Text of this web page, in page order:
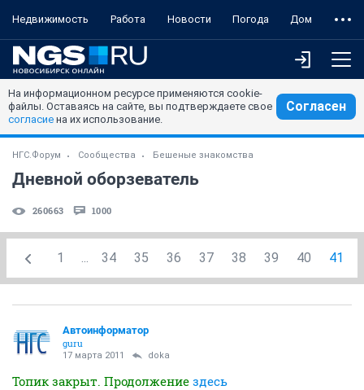
Недвижимость Работа Новости Погода Дом
На информационном ресурсе применяются cookie-
файлы. Оставаясь на сайте, вы подтверждаете свое
согласие на их использование.
Согласен
НГС.Форум Сообщества Бешеные знакомства
Дневной оборзеватель
260663 1000
1 ... 34 35 36 37 38 39 40 41
Автоинформатор
guru
17 марта 2011 doka
Топик закрыт. Продолжение здесь